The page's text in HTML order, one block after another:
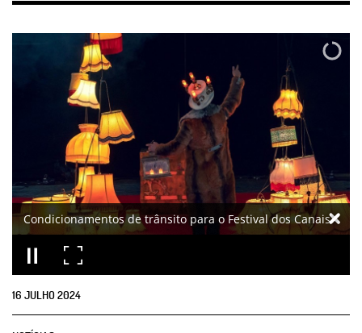
Condicionamentos de trânsito para o Festival dos Canais
16 JULHO2024